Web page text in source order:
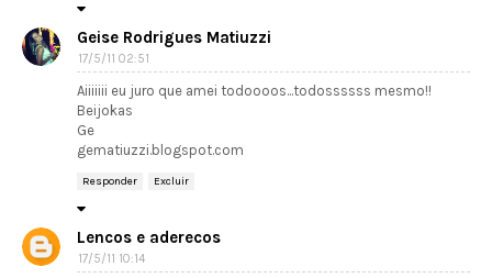
Geise Rodrigues Matiuzzi
17/5/11 02:51
Aiiiiiii eu juro que amei todoooos...todossssss mesmo!!
Beijokas
Ge
gematiuzzi.blogspot.com
Responder Excluir
Lencos e aderecos
17/5/11 10:14